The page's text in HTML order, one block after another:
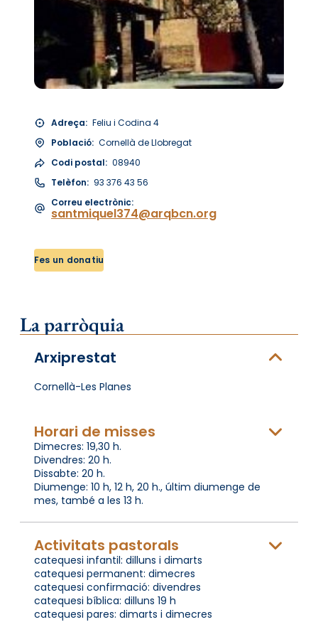
Adreça: Feliu i Codina 4
Població: Cornellà de Llobregat
Codi postal: 08940
Telèfon: 93 376 43 56
Correu electrònic:
santmiquel374@arqbcn.org
Fes un donatiu
La parròquia
Arxiprestat
Cornellà-Les Planes
Horari de misses
Dimecres: 19,30 h.
Divendres: 20 h.
Dissabte: 20 h.
Diumenge: 10 h, 12 h, 20 h., últim diumenge de
mes, també a les 13 h.
Activitats pastorals
catequesi infantil: dilluns i dimarts
catequesi permanent: dimecres
catequesi confirmació: divendres
catequesi bíblica: dilluns 19 h
catequesi pares: dimarts i dimecres